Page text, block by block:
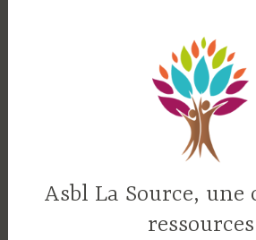
Asbl La Source, une
ressources